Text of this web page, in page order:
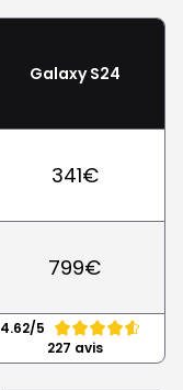
Galaxy S24
341€
799€
4.62/5
227 avis